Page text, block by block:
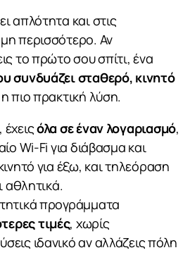
απλότητα και στις
περισσότερο. Αν
το πρώτο σου σπίτι, ένα
συνδυάζει σταθερό, κινητό
η πιο πρακτική λύση.
όλα σε έναν λογαριασμό,
Wi-Fi για διάβασμα και
για έξω, και τηλεόραση
αθλητικά.
προγράμματα
τιμές, χωρίς
ιδανικό αν αλλάζεις πόλη